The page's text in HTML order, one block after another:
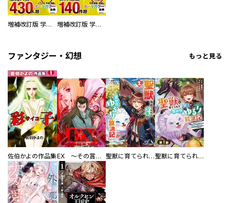
増補改訂版 学研まんが NEW世界の歴史 別巻 人物学習事典 増補改訂版 学研まんが NEW世界の歴史 別巻 世界遺産学習事典
ファンタジー・幻想 もっと見る
佐伯かよの作品集 EX ～その賞金稼ぎは、世界の出口を探す～【単行本版】 聖獣に育てられた少年の異世界ゆるり放浪記～神様からもらったチート魔法で、仲間たちとスローライフを満喫中～ 聖獣に育てられた少年の異世界ゆるり放浪記～神様からもらったチート魔法で、仲間たちとスローライフを満喫中～【分冊版】